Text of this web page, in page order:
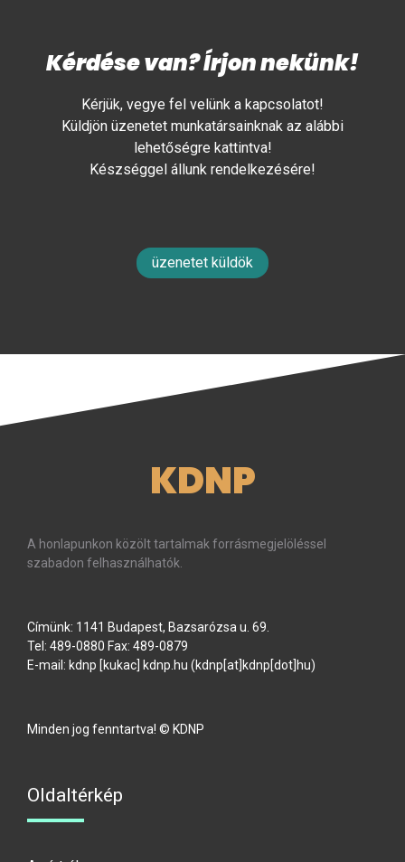
Kérdése van? Írjon nekünk!
Kérjük, vegye fel velünk a kapcsolatot!
Küldjön üzenetet munkatársainknak az alábbi
lehetőségre kattintva!
Készséggel állunk rendelkezésére!
üzenetet küldök
KDNP
A honlapunkon közölt tartalmak forrásmegjelöléssel
szabadon felhasználhatók.
Címünk: 1141 Budapest, Bazsarózsa u. 69.
Tel: 489-0880 Fax: 489-0879
E-mail: kdnp [kukac] kdnp.hu (kdnp[at]kdnp[dot]hu)
Minden jog fenntartva! © KDNP
Oldaltérkép